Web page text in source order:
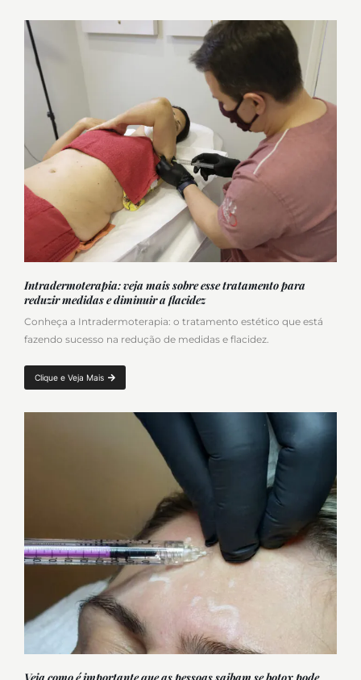
Intradermoterapia: veja mais sobre esse tratamento para
reduzir medidas e diminuir a flacidez
Conheça a Intradermoterapia: o tratamento estético que está
fazendo sucesso na redução de medidas e flacidez.
Clique e Veja Mais
Veja como é importante que as pessoas saibam se botox pode